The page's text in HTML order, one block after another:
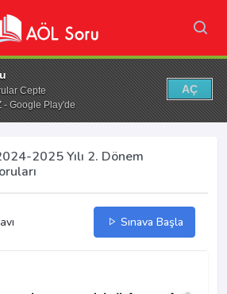
Cepte
- Google Play'de
AÇ
2025 Yılı 2. Dönem
Sınava Başla